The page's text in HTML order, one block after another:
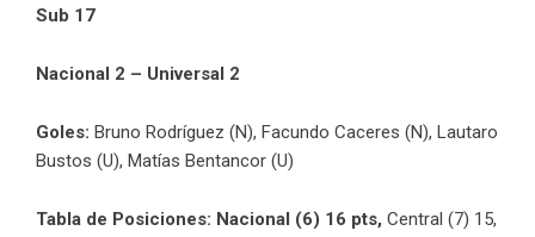
Sub 17
Nacional 2 – Universal 2
Goles: Bruno Rodríguez (N), Facundo Caceres (N), Lautaro
Bustos (U), Matías Bentancor (U)
Tabla de Posiciones: Nacional (6) 16 pts, Central (7) 15,